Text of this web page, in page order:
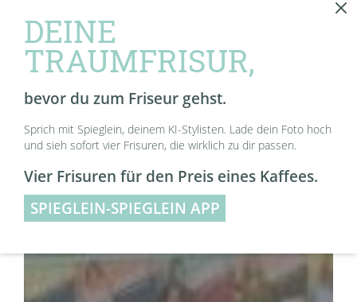
DEINE
TRAUMFRISUR,
bevor du zum Friseur gehst.
Sprich mit Spieglein, deinem KI-Stylisten. Lade dein Foto hoch
und sieh sofort vier Frisuren, die wirklich zu dir passen.
Vier Frisuren für den Preis eines Kaffees.
SPIEGLEIN-SPIEGLEIN APP